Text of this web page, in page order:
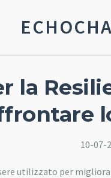
la
10-07-
utilizzato per